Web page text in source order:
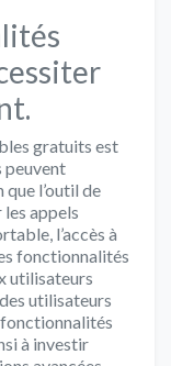
gratuits est
peuvent
l’outil de
appels
l’accès à
fonctionnalités
utilisateurs
utilisateurs
à investir